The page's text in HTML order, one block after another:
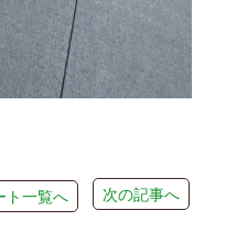
次の記事へ
ト一覧へ